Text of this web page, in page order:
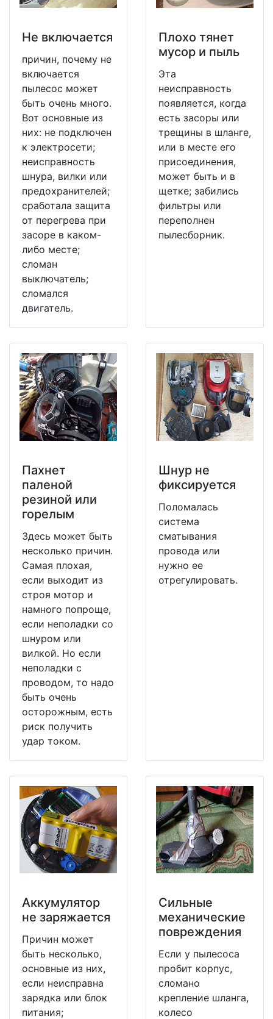
Не включается
причин, почему не
включается
пылесос может
быть очень много.
Вот основные из
них: не подключен
к электросети;
неисправность
шнура, вилки или
предохранителей;
сработала защита
от перегрева при
засоре в каком-
либо месте;
сломан
выключатель;
сломался
двигатель.
Плохо тянет
мусор и пыль
Эта
неисправность
появляется, когда
есть засоры или
трещины в шланге,
или в месте его
присоединения,
может быть и в
щетке; забились
фильтры или
переполнен
пылесборник.
Пахнет
паленой
резиной или
горелым
Здесь может быть
несколько причин.
Самая плохая,
если выходит из
строя мотор и
намного попроще,
если неполадки со
шнуром или
вилкой. Но если
неполадки с
проводом, то надо
быть очень
осторожным, есть
риск получить
удар током.
Шнур не
фиксируется
Поломалась
система
сматывания
провода или
нужно ее
отрегулировать.
Аккумулятор
не заряжается
Причин может
быть несколько,
основные из них,
если неисправна
зарядка или блок
питания;
Сильные
механические
повреждения
Если у пылесоса
пробит корпус,
сломано
крепление шланга,
колесо